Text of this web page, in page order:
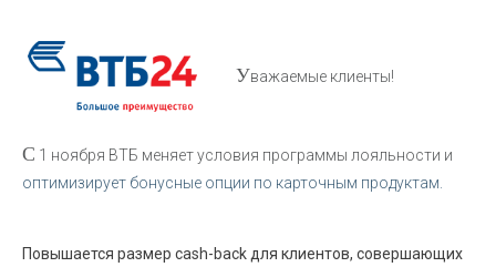
Уважаемые клиенты!
С 1 ноября ВТБ меняет условия программы лояльности и
оптимизирует бонусные опции по карточным продуктам.
Повышается размер cash-back для клиентов, совершающих